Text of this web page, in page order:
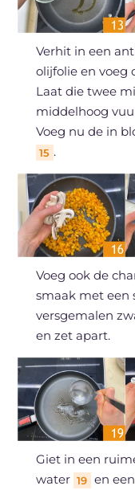
Verhit in een
olijfolie en voeg
Laat die twee
middelhoog
Voeg nu de in
15 .
Voeg ook de
smaak met een
versgemalen
en zet apart.
Giet in een
water 19 en